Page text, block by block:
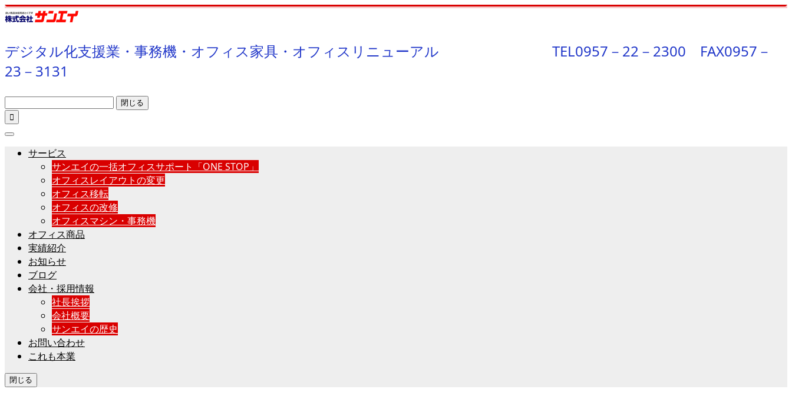
デジタル化支援業・事務機・オフィス家具・オフィスリニューアル TEL0957－22－2300 FAX0957－
23－3131
閉じる

サービス
サンエイの一括オフィスサポート「ONE STOP」
オフィスレイアウトの変更
オフィス移転
オフィスの改修
オフィスマシン・事務機
オフィス商品
実績紹介
お知らせ
ブログ
会社・採用情報
社長挨拶
会社概要
サンエイの歴史
お問い合わせ
これも本業
閉じる